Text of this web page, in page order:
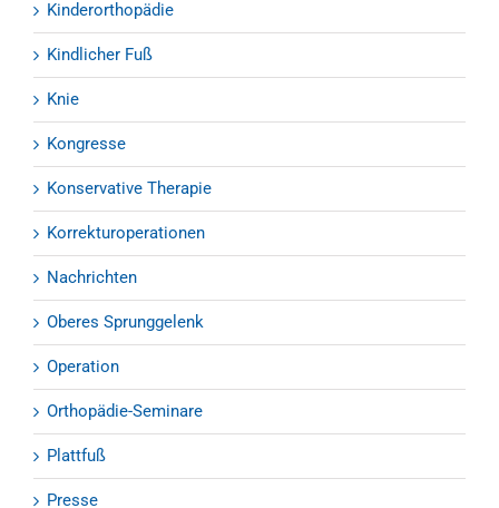
Kinderorthopädie
Kindlicher Fuß
Knie
Kongresse
Konservative Therapie
Korrekturoperationen
Nachrichten
Oberes Sprunggelenk
Operation
Orthopädie-Seminare
Plattfuß
Presse